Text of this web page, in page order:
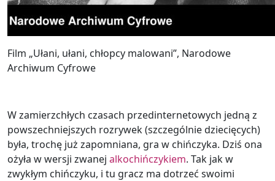
Film „Ułani, ułani, chłopcy malowani”, Narodowe
Archiwum Cyfrowe
W zamierzchłych czasach przedinternetowych jedną z
powszechniejszych rozrywek (szczególnie dziecięcych)
była, trochę już zapomniana, gra w chińczyka. Dziś ona
ożyła w wersji zwanej alkochińczykiem. Tak jak w
zwykłym chińczyku, i tu gracz ma dotrzeć swoimi